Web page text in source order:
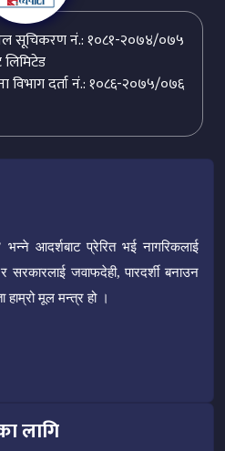
सूचिकरण नं.: १०८१-२०७४/०७५
विभाग दर्ता नं.: १०८६-२०७५/०७६
भन्ने आदर्शबाट प्रेरित भई नागरिकलाई
सरकारलाई जवाफदेही, पारदर्शी बनाउन
हाम्रो मूल मन्त्र हो ।
लागि